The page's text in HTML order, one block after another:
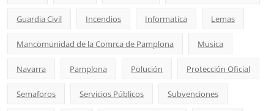
Guardia Civil Incendios Informatica Lemas
Mancomunidad de la Comrca de Pamplona Musica
Navarra Pamplona Polución Protección Oficial
Semaforos Servicios Públicos Subvenciones